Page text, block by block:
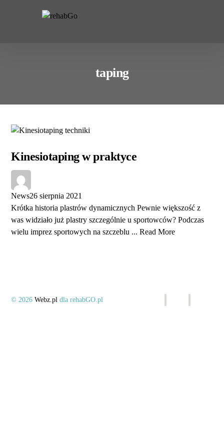
taping
Kinesiotaping w praktyce
News26 sierpnia 2021
Krótka historia plastrów dynamicznych Pewnie większość z
was widziało już plastry szczególnie u sportowców? Podczas
wielu imprez sportowych na szczeblu ...Read More
© 2026Webz.pl dla rehabGO.pl